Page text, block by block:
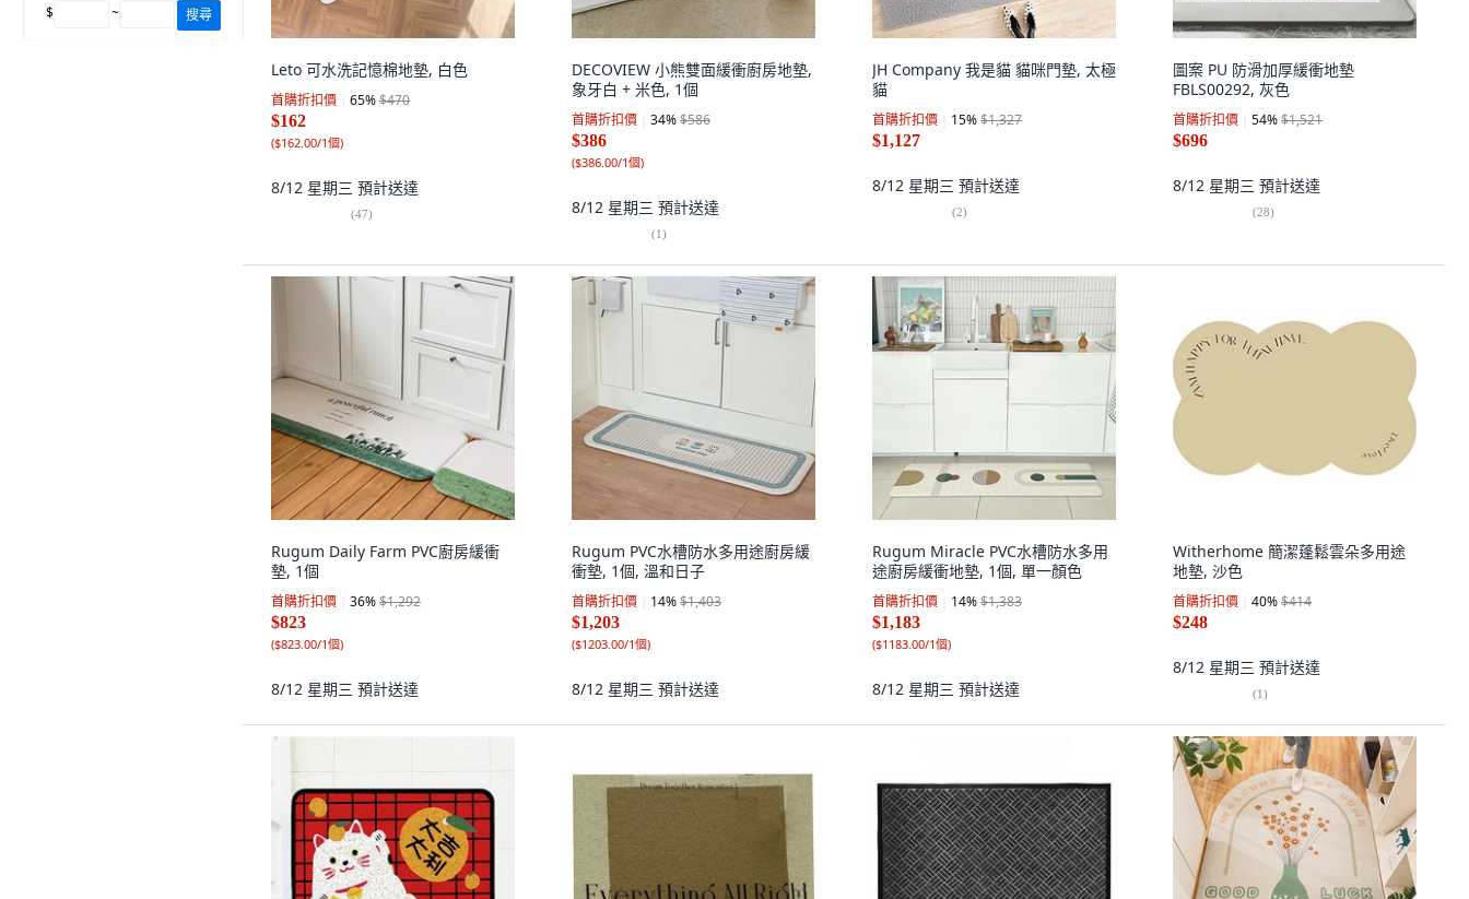
$ ~ 搜尋
Leto 可水洗記憶棉地墊, 白色
首購折扣價 65%$470
$162
($162.00/1個)
8/12 星期三 預計送達
(47)
DECOVIEW 小熊雙面緩衝廚房地墊,
象牙白 + 米色, 1個
首購折扣價 34%$586
$386
($386.00/1個)
8/12 星期三 預計送達
(1)
JH Company 我是貓 貓咪門墊, 太極
貓
首購折扣價 15%$1,327
$1,127
8/12 星期三 預計送達
(2)
圖案 PU 防滑加厚緩衝地墊
FBLS00292, 灰色
首購折扣價 54%$1,521
$696
8/12 星期三 預計送達
(28)
Rugum Daily Farm PVC廚房緩衝
墊, 1個
首購折扣價 36%$1,292
$823
($823.00/1個)
8/12 星期三 預計送達
Rugum PVC水槽防水多用途廚房緩
衝墊, 1個, 溫和日子
首購折扣價 14%$1,403
$1,203
($1203.00/1個)
8/12 星期三 預計送達
Rugum Miracle PVC水槽防水多用
途廚房緩衝地墊, 1個, 單一顏色
首購折扣價 14%$1,383
$1,183
($1183.00/1個)
8/12 星期三 預計送達
Witherhome 簡潔蓬鬆雲朵多用途
地墊, 沙色
首購折扣價 40%$414
$248
8/12 星期三 預計送達
(1)